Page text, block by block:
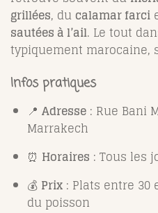
grillées, du calamar farci
sautées à l’ail. Le tout
typiquement marocaine,
Infos pratiques
📍 Adresse : Rue Bani
Marrakech
⏰ Horaires : Tous les
💰 Prix : Plats entre 30
du poisson